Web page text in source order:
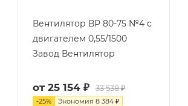
Вентилятор ВР 80-75 №4 с
двигателем 0,55/1500
Завод Вентилятор
от 25 154 ₽ 33 538 ₽
-25% Экономия 8 384 ₽